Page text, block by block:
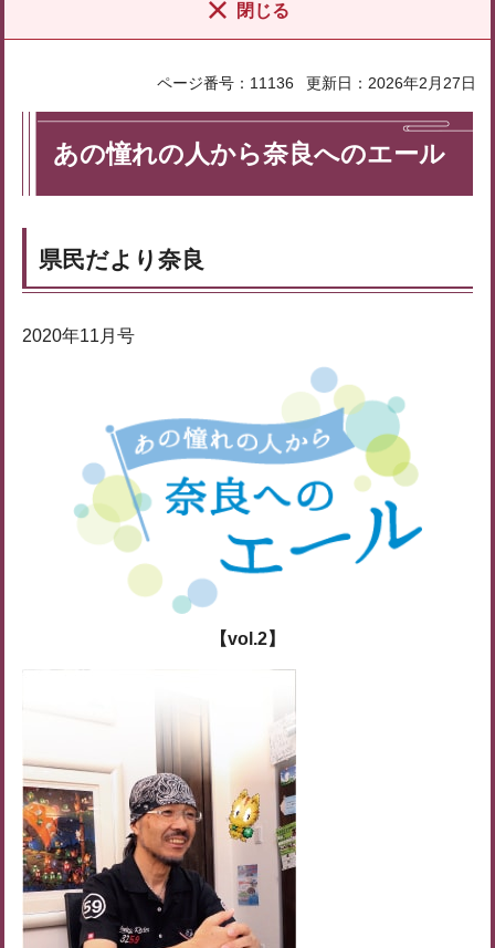
閉じる
ページ番号：11136 更新日：2026年2月27日
あの憧れの人から奈良へのエール
県民だより奈良
2020年11月号
【vol.2】